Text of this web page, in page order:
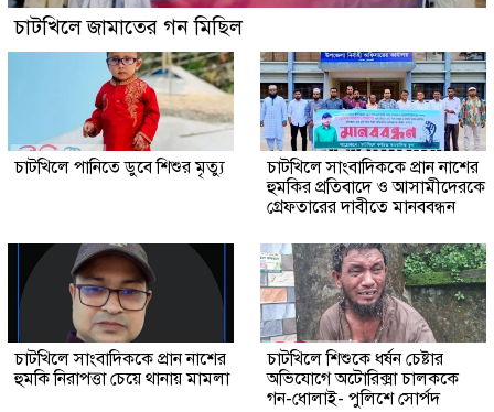
চাটখিলে জামাতের গন মিছিল
চাটখিলে পানিতে ডুবে শিশুর মৃত্যু
চাটখিলে সাংবাদিককে প্রান নাশের
হুমকির প্রতিবাদে ও আসামীদেরকে
গ্রেফতারের দাবীতে মানববন্ধন
চাটখিলে সাংবাদিককে প্রান নাশের
হুমকি নিরাপত্তা চেয়ে থানায় মামলা
চাটখিলে শিশুকে ধর্ষন চেষ্টার
অভিযোগে অটোরিক্সা চালককে
গন-ধোলাই- পুলিশে সোর্পদ